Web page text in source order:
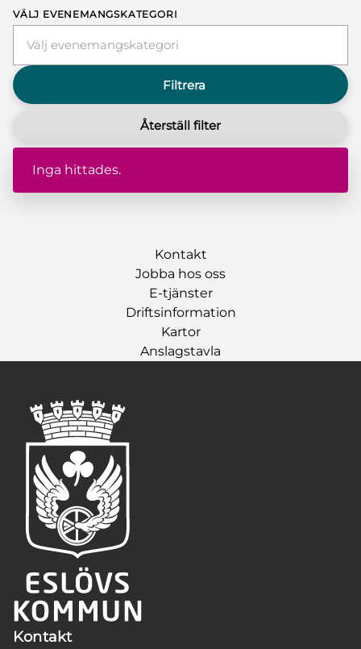
VÄLJ EVENEMANGSKATEGORI
Välj evenemangskategori
Filtrera
Återställ filter
Inga hittades.
Kontakt
Jobba hos oss
E-tjänster
Driftsinformation
Kartor
Anslagstavla
Kontakt